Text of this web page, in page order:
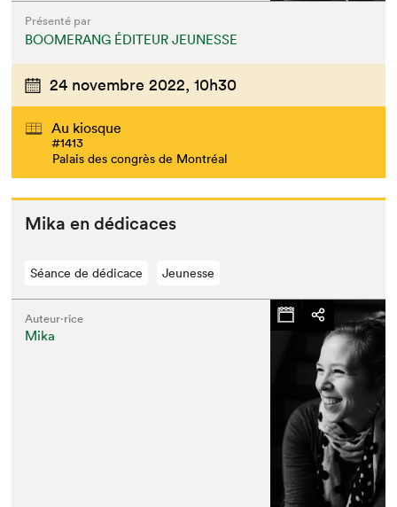
Présenté par
BOOMERANG ÉDITEUR JEUNESSE
24 novembre 2022, 10h30
Au kiosque
#1413
Palais des congrès de Montréal
Mika en dédicaces
Séance de dédicace Jeunesse
Auteur·rice
Mika